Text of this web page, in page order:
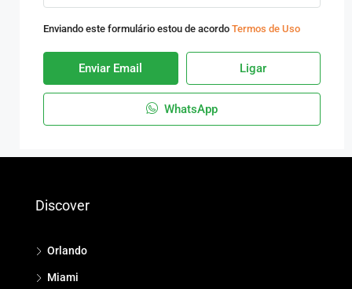
Enviando este formulário estou de acordo Termos de Uso
Enviar Email Ligar
WhatsApp
Discover
Orlando
Miami